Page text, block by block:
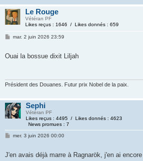
Le Rouge
Vétéran PF
Likes reçus : 1646 / Likes donnés : 659
mar. 2 juin 2026 23:59
Ouai la bossue dixit Liljah
Président des Douanes. Futur prix Nobel de la paix.
Sephi
Vétéran PF
Likes reçus : 4495 / Likes donnés : 4623
News promues : 7
mer. 3 juin 2026 00:00
J'en avais déjà marre à Ragnarök, j'en ai